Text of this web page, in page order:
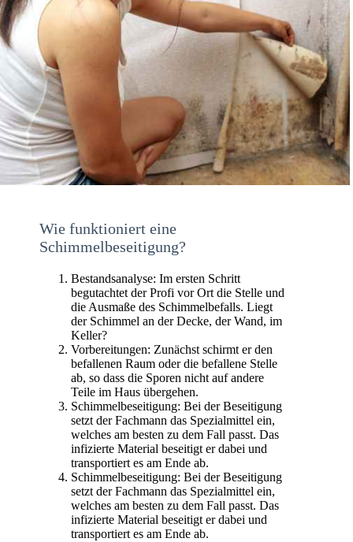
Wie funktioniert eine
Schimmelbeseitigung?
Bestandsanalyse: Im ersten Schritt
begutachtet der Profi vor Ort die Stelle und
die Ausmaße des Schimmelbefalls. Liegt
der Schimmel an der Decke, der Wand, im
Keller?
Vorbereitungen: Zunächst schirmt er den
befallenen Raum oder die befallene Stelle
ab, so dass die Sporen nicht auf andere
Teile im Haus übergehen.
Schimmelbeseitigung: Bei der Beseitigung
setzt der Fachmann das Spezialmittel ein,
welches am besten zu dem Fall passt. Das
infizierte Material beseitigt er dabei und
transportiert es am Ende ab.
Schimmelbeseitigung: Bei der Beseitigung
setzt der Fachmann das Spezialmittel ein,
welches am besten zu dem Fall passt. Das
infizierte Material beseitigt er dabei und
transportiert es am Ende ab.